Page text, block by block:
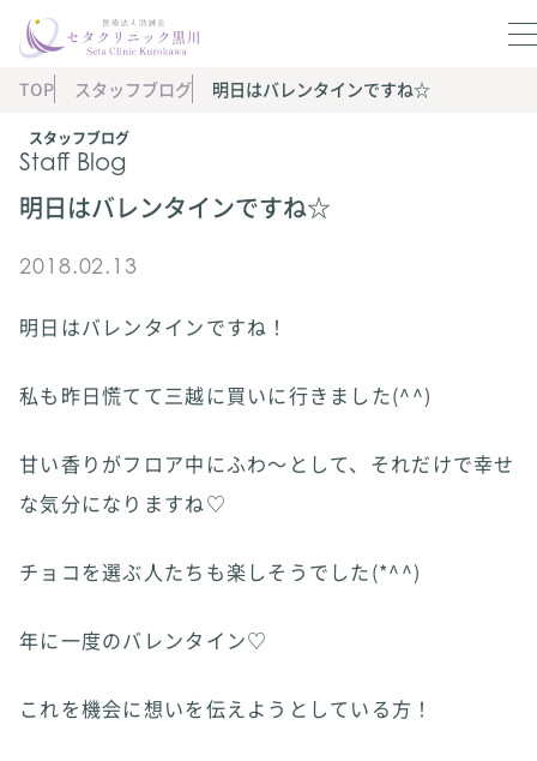
スタッフブログ
Staff Blog
TOP スタッフブログ 明日はバレンタインですね☆
明日はバレンタインですね☆
2018.02.13
明日はバレンタインですね！
私も昨日慌てて三越に買いに行きました(^^)
甘い香りがフロア中にふわ～として、それだけで幸せ
な気分になりますね♡
チョコを選ぶ人たちも楽しそうでした(*^^)
年に一度のバレンタイン♡
これを機会に想いを伝えようとしている方！